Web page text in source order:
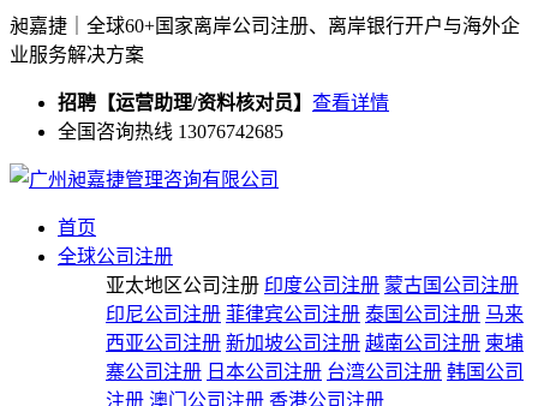
昶嘉捷｜全球60+国家离岸公司注册、离岸银行开户与海外企
业服务解决方案
招聘【运营助理/资料核对员】 查看详情
全国咨询热线 13076742685
首页
全球公司注册
亚太地区公司注册 印度公司注册 蒙古国公司注册
印尼公司注册 菲律宾公司注册 泰国公司注册 马来
西亚公司注册 新加坡公司注册 越南公司注册 柬埔
寨公司注册 日本公司注册 台湾公司注册 韩国公司
注册 澳门公司注册 香港公司注册